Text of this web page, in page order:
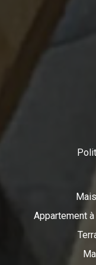
Appartement